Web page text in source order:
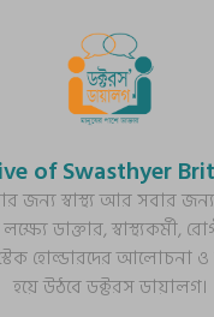
of Swasthyer
জন্য স্বাস্থ্য আর সবার জন্য
ডাক্তার, স্বাস্থ্যকর্মী,
স্টেক হোল্ডারদের আলোচনা
হয়ে উঠবে ডক্টরস ডায়ালগ।